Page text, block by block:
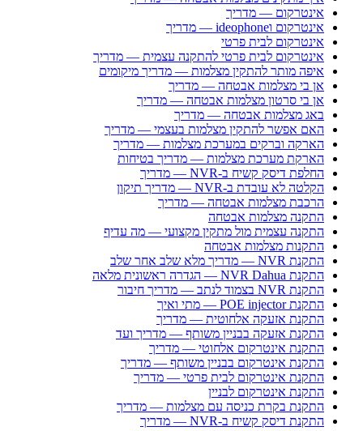
אינטרקום — מדריך
אינטרקום וideophone — מדריך
אינטרקום לבית פרטי
אינטרקום לבית פרטי להתקנה עצמית — מדריך
איפה מותר להתקין מצלמות — מדריך מיקומים
אן בי מצלמות אבטחה — מדריך
אן בי סרטון מצלמות אבטחה — מדריך
באג מצלמות אבטחה — מדריך
האם אפשר להתקין מצלמות בעצמי — מדריך
הארקה וברקים במערכת מצלמות — מדריך
הארקת מערכת מצלמות — מדריך בטיחות
החלפת דיסק קשיח ב-NVR — מדריך
הקלטה לא עובדת ב-NVR — מדריך תיקון
הרכבת מצלמות אבטחה — מדריך
התקנה מצלמות אבטחה
התקנה עצמית מול מתקין מקצועי — מה עדיף
התקנות מצלמות אבטחה
התקנת NVR — מדריך מלא שלב אחר שלב
התקנת NVR Dahua — הגדרה ראשונית מלאה
התקנת NVR בצמוד לנתב — מדריך חיבור
התקנת POE injector — מתי ואיך
התקנת אזעקה אלחוטית — מדריך
התקנת אזעקה בבניין משותף — מדריך ועד
התקנת אינטרקום אלחוטי — מדריך
התקנת אינטרקום בבניין משותף — מדריך
התקנת אינטרקום לבית פרטי — מדריך
התקנת אינטרקום לבניין
התקנת בקרת כניסה עם מצלמות — מדריך
התקנת דיסק קשיח ב-NVR — מדריך